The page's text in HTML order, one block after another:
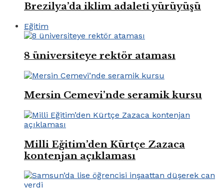
Brezilya’da iklim adaleti yürüyüşü
Eğitim
8 üniversiteye rektör ataması
Mersin Cemevi’nde seramik kursu
Milli Eğitim’den Kürtçe Zazaca
kontenjan açıklaması